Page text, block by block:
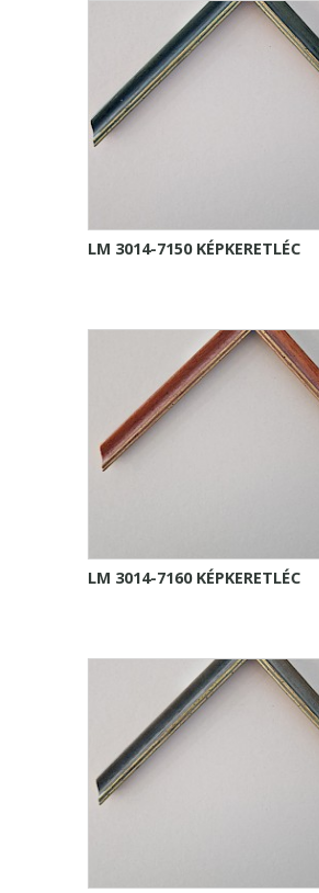
LM 3014-7150 KÉPKERETLÉC
LM 3014-7160 KÉPKERETLÉC